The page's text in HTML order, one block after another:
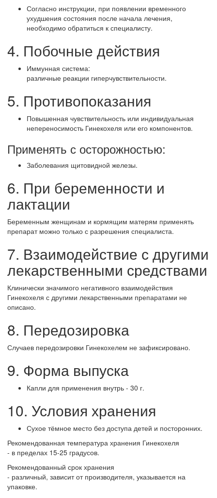
Согласно инструкции, при появлении временного
ухудшения состояния после начала лечения,
необходимо обратиться к специалисту.
4. Побочные действия
Иммунная система:
различные реакции гиперчувствительности.
5. Противопоказания
Повышенная чувствительность или индивидуальная
непереносимость Гинекохеля или его компонентов.
Применять с осторожностью:
Заболевания щитовидной железы.
6. При беременности и
лактации
Беременным женщинам и кормящим матерям применять
препарат можно только с разрешения специалиста.
7. Взаимодействие с другими
лекарственными средствами
Клинически значимого негативного взаимодействия
Гинекохеля с другими лекарственными препаратами не
описано.
8. Передозировка
Случаев передозировки Гинекохелем не зафиксировано.
9. Форма выпуска
Капли для применения внутрь - 30 г.
10. Условия хранения
Сухое тёмное место без доступа детей и посторонних.
Рекомендованная температура хранения Гинекохеля
- в пределах 15-25 градусов.
Рекомендованный срок хранения
- различный, зависит от производителя, указывается на
упаковке.